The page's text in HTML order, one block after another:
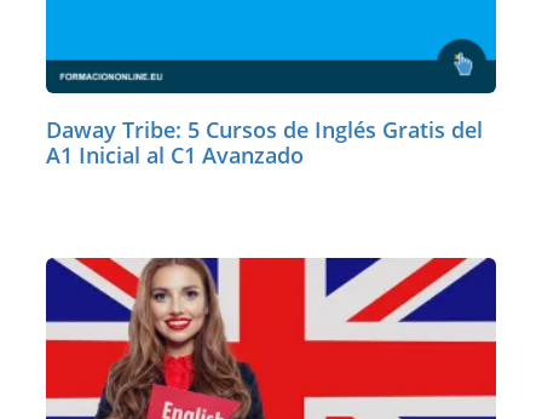
Daway Tribe: 5 Cursos de Inglés Gratis del
A1 Inicial al C1 Avanzado